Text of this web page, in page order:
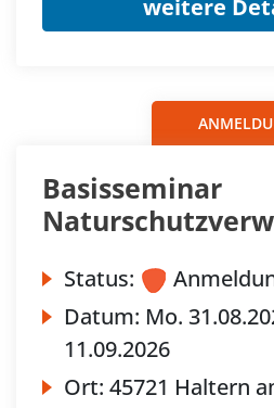
weitere
Basisseminar
Status:
Datum: Mo.
11.09.2026
Ort: 45721 Haltern